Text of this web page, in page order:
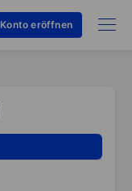
Konto eröffnen